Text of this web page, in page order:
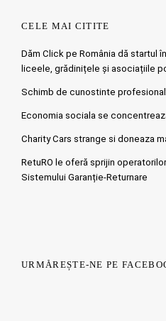
CELE MAI CITITE
Dăm Click pe România dă startul
liceele, grădinițele și asociațiile
Schimb de cunostinte
Economia sociala se
Charity Cars strange si doneaza
RetuRO le oferă sprijin
Sistemului Garanție-Returnare
URMĂREȘTE-NE PE